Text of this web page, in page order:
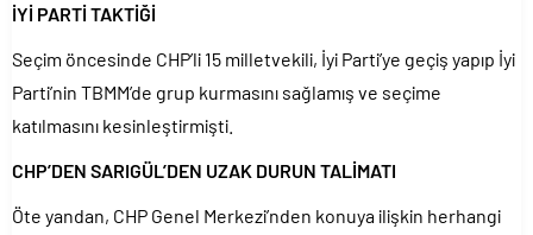
İYİ PARTİ TAKTİĞİ
Seçim öncesinde CHP’li 15 milletvekili, İyi Parti’ye geçiş yapıp İyi
Parti’nin TBMM’de grup kurmasını sağlamış ve seçime
katılmasını kesinleştirmişti.
CHP’DEN SARIGÜL’DEN UZAK DURUN TALİMATI
Öte yandan, CHP Genel Merkezi’nden konuya ilişkin herhangi